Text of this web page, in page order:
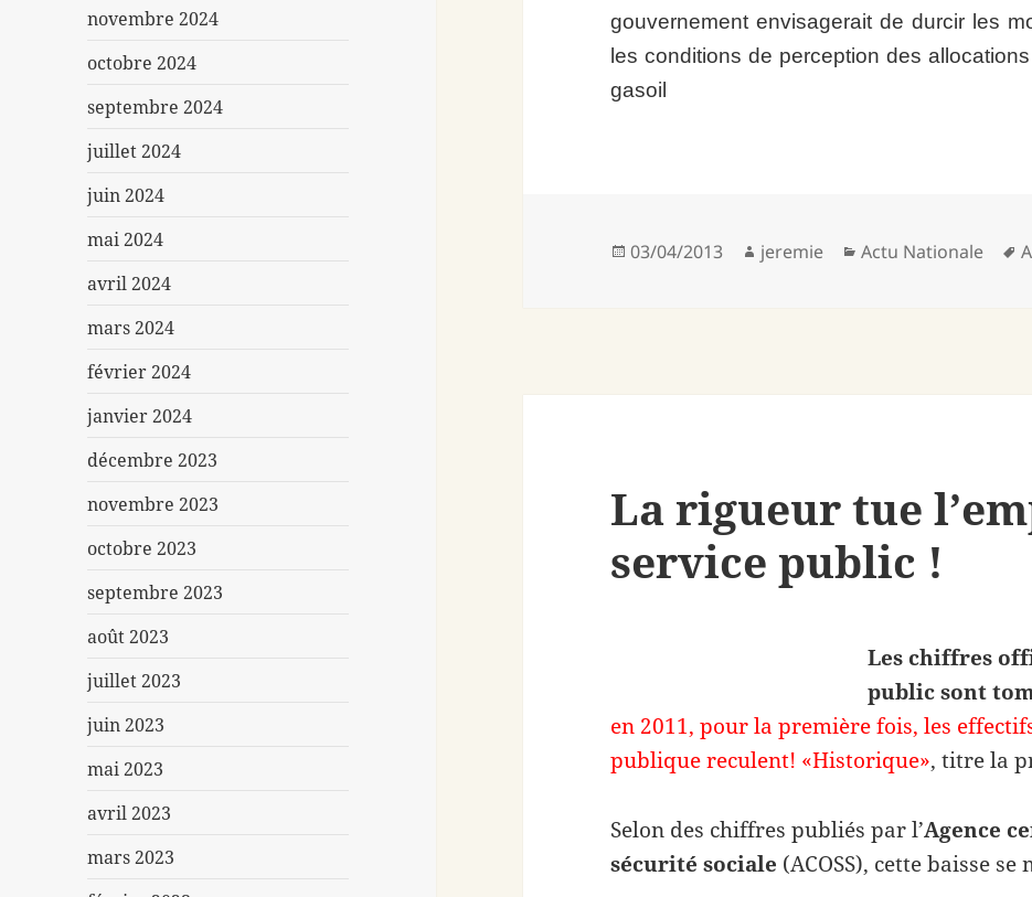
novembre 2024
octobre 2024
septembre 2024
juillet 2024
juin 2024
mai 2024
avril 2024
mars 2024
février 2024
janvier 2024
décembre 2023
novembre 2023
octobre 2023
septembre 2023
août 2023
juillet 2023
juin 2023
mai 2023
avril 2023
mars 2023
gouvernement envisagerait de durcir les
les conditions de perception des
gasoil
Publié
03/04/2013 Auteur
jeremie Catégories
Actu Nationale
La rigueur tue
service public !
Les chiffres
public sont
en 2011, pour la première fois, les
publique reculent! «Historique», titre la
Selon des chiffres publiés par l’Agence
sécurité sociale (ACOSS), cette baisse